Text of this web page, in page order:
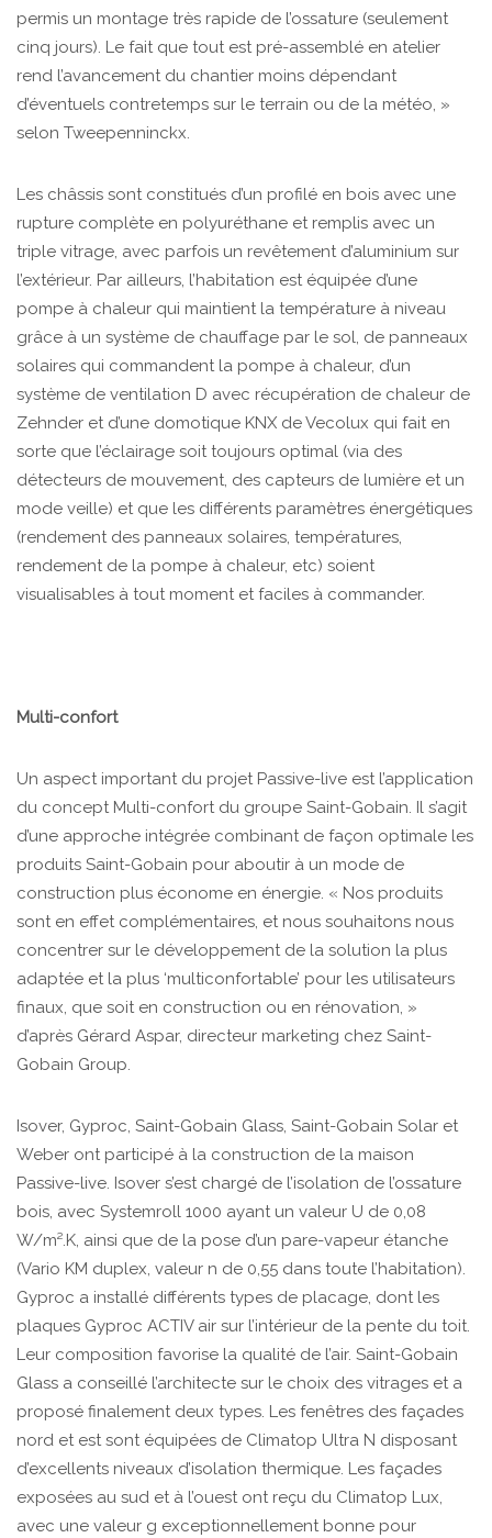
permis un montage très rapide de l’ossature (seulement
cinq jours). Le fait que tout est pré-assemblé en atelier
rend l’avancement du chantier moins dépendant
d’éventuels contretemps sur le terrain ou de la météo, »
selon Tweepenninckx.
Les châssis sont constitués d’un profilé en bois avec une
rupture complète en polyuréthane et remplis avec un
triple vitrage, avec parfois un revêtement d’aluminium sur
l’extérieur. Par ailleurs, l’habitation est équipée d’une
pompe à chaleur qui maintient la température à niveau
grâce à un système de chauffage par le sol, de panneaux
solaires qui commandent la pompe à chaleur, d’un
système de ventilation D avec récupération de chaleur de
Zehnder et d’une domotique KNX de Vecolux qui fait en
sorte que l’éclairage soit toujours optimal (via des
détecteurs de mouvement, des capteurs de lumière et un
mode veille) et que les différents paramètres énergétiques
(rendement des panneaux solaires, températures,
rendement de la pompe à chaleur, etc) soient
visualisables à tout moment et faciles à commander.
Multi-confort
Un aspect important du projet Passive-live est l’application
du concept Multi-confort du groupe Saint-Gobain. Il s’agit
d’une approche intégrée combinant de façon optimale les
produits Saint-Gobain pour aboutir à un mode de
construction plus économe en énergie. « Nos produits
sont en effet complémentaires, et nous souhaitons nous
concentrer sur le développement de la solution la plus
adaptée et la plus ‘multiconfortable’ pour les utilisateurs
finaux, que soit en construction ou en rénovation, »
d’après Gérard Aspar, directeur marketing chez Saint-
Gobain Group.
Isover, Gyproc, Saint-Gobain Glass, Saint-Gobain Solar et
Weber ont participé à la construction de la maison
Passive-live. Isover s’est chargé de l’isolation de l’ossature
bois, avec Systemroll 1000 ayant un valeur U de 0,08
W/m².K, ainsi que de la pose d’un pare-vapeur étanche
(Vario KM duplex, valeur n de 0,55 dans toute l’habitation).
Gyproc a installé différents types de placage, dont les
plaques Gyproc ACTIV air sur l’intérieur de la pente du toit.
Leur composition favorise la qualité de l’air. Saint-Gobain
Glass a conseillé l’architecte sur le choix des vitrages et a
proposé finalement deux types. Les fenêtres des façades
nord et est sont équipées de Climatop Ultra N disposant
d’excellents niveaux d’isolation thermique. Les façades
exposées au sud et à l’ouest ont reçu du Climatop Lux,
avec une valeur g exceptionnellement bonne pour